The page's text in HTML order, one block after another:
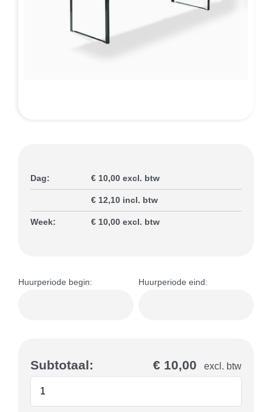
Dag: € 10,00 excl. btw
€ 12,10 incl. btw
Week: € 10,00 excl. btw
Huurperiode begin: Huurperiode eind:
Subtotaal: € 10,00 excl. btw